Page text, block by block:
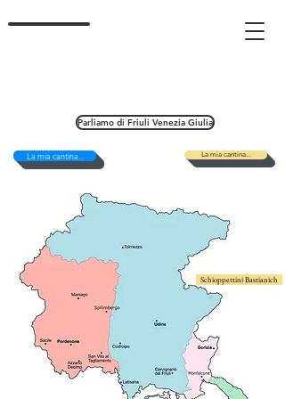
Parliamo di Friuli Venezia Giulia
La mia cantina... La mia cantina...
Schioppettini Bastianich